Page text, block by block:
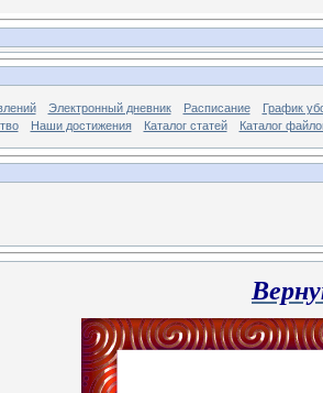
Электронный дневник Расписание
График
Наши достижения Каталог статей Каталог